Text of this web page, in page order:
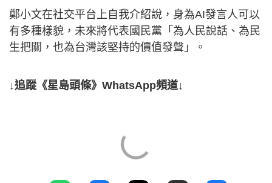
鄭小文在社交平台上自我介紹說，身為AI發言人可以
有多種樣貌，未來將代表國民黨「為人民說話、為民
生把關，也為台灣該堅持的價值發聲」。
↓追蹤《星島頭條》WhatsApp頻道↓